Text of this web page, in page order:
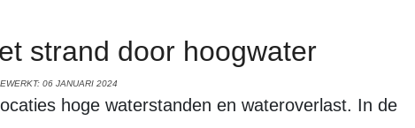
strand door hoogwater
06 JANUARI 2024